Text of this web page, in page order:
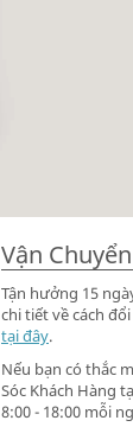
Vận
Tận hưởng 15
chi tiết về cách
tại đây.
Nếu bạn có thắc
Sóc Khách Hàng
8:00 - 18:00 mỗi